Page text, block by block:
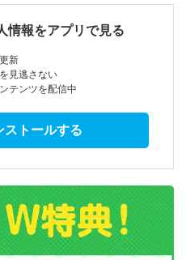
情報をアプリで見る
新
見逃さない
テンツを配信中
ストールする